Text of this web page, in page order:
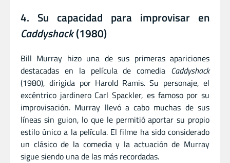
4. Su capacidad para improvisar en
Caddyshack(1980)
Bill Murray hizo una de sus primeras apariciones
destacadas en la película de comedia Caddyshack
(1980), dirigida por Harold Ramis. Su personaje, el
excéntrico jardinero Carl Spackler, es famoso por su
improvisación. Murray llevó a cabo muchas de sus
líneas sin guion, lo que le permitió aportar su propio
estilo único a la película. El filme ha sido considerado
un clásico de la comedia y la actuación de Murray
sigue siendo una de las más recordadas.